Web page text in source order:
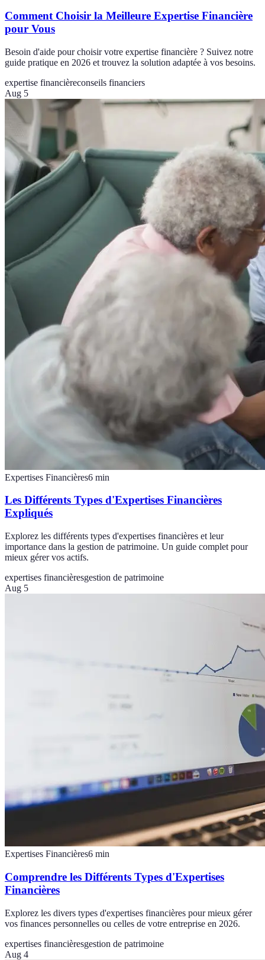
Comment Choisir la Meilleure Expertise Financière
pour Vous
Besoin d'aide pour choisir votre expertise financière ? Suivez notre
guide pratique en 2026 et trouvez la solution adaptée à vos besoins.
expertise financièreconseils financiers
Aug 5
Expertises Financières6 min
Les Différents Types d'Expertises Financières
Expliqués
Explorez les différents types d'expertises financières et leur
importance dans la gestion de patrimoine. Un guide complet pour
mieux gérer vos actifs.
expertises financièresgestion de patrimoine
Aug 5
Expertises Financières6 min
Comprendre les Différents Types d'Expertises
Financières
Explorez les divers types d'expertises financières pour mieux gérer
vos finances personnelles ou celles de votre entreprise en 2026.
expertises financièresgestion de patrimoine
Aug 4